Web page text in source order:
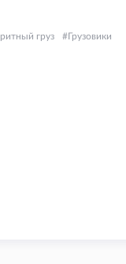
груз
Грузовики